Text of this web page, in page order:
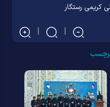
کریمی رستگار